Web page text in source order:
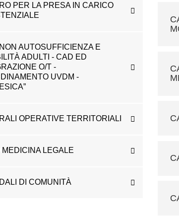
PER LA PRESA IN CARICO
AUTOSUFFICIENZA E
ADULTI - CAD ED
O/T -
UVDM -
OPERATIVE TERRITORIALI
MEDICINA LEGALE
DI COMUNITÀ